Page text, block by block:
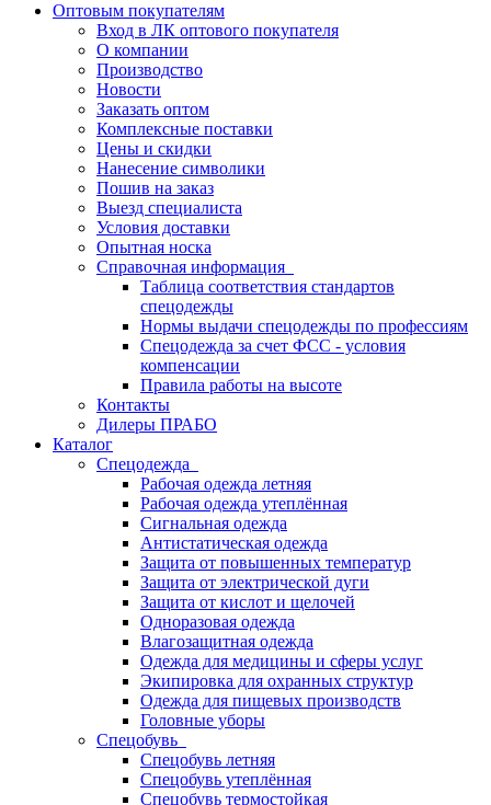
Оптовым покупателям
Вход в ЛК оптового покупателя
О компании
Производство
Новости
Заказать оптом
Комплексные поставки
Цены и скидки
Нанесение символики
Пошив на заказ
Выезд специалиста
Условия доставки
Опытная носка
Справочная информация
Таблица соответствия стандартов
спецодежды
Нормы выдачи спецодежды по профессиям
Спецодежда за счет ФСС - условия
компенсации
Правила работы на высоте
Контакты
Дилеры ПРАБО
Каталог
Спецодежда
Рабочая одежда летняя
Рабочая одежда утеплённая
Сигнальная одежда
Антистатическая одежда
Защита от повышенных температур
Защита от электрической дуги
Защита от кислот и щелочей
Одноразовая одежда
Влагозащитная одежда
Одежда для медицины и сферы услуг
Экипировка для охранных структур
Одежда для пищевых производств
Головные уборы
Спецобувь
Спецобувь летняя
Спецобувь утеплённая
Спецобувь термостойкая